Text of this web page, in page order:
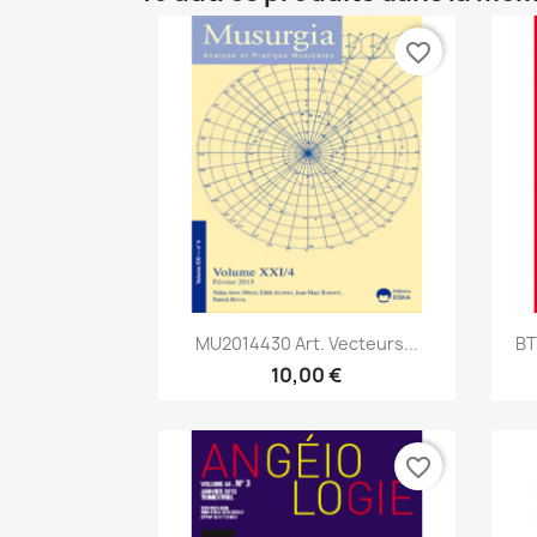
Aperçu rapide
MU2014430 Art. Vecteurs...
10,00 €
favorite_border
favorite_border